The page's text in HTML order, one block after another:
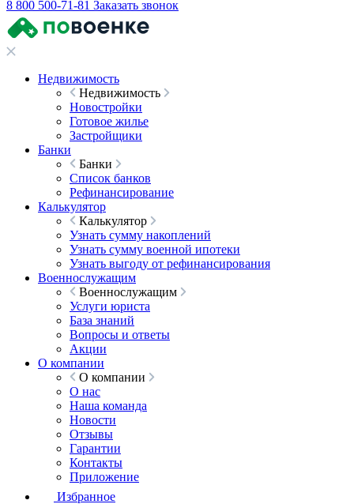
8 800 500-71-81 Заказать звонок
Недвижимость
Недвижимость
Новостройки
Готовое жилье
Застройщики
Банки
Банки
Список банков
Рефинансирование
Калькулятор
Калькулятор
Узнать сумму накоплений
Узнать сумму военной ипотеки
Узнать выгоду от рефинансирования
Военнослужащим
Военнослужащим
Услуги юриста
База знаний
Вопросы и ответы
Акции
О компании
О компании
О нас
Наша команда
Новости
Отзывы
Гарантии
Контакты
Приложение
Избранное